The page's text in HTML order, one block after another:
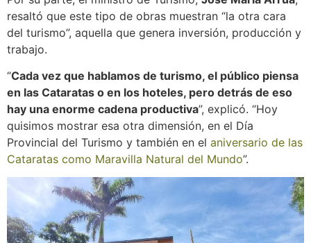
resaltó que este tipo de obras muestran “la otra cara
del turismo”, aquella que genera inversión, producción y
trabajo.
“Cada vez que hablamos de turismo, el público piensa
en las Cataratas o en los hoteles, pero detrás de eso
hay una enorme cadena productiva”, explicó. “Hoy
quisimos mostrar esa otra dimensión, en el Día
Provincial del Turismo y también en el aniversario de las
Cataratas como Maravilla Natural del Mundo”.